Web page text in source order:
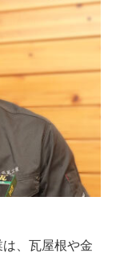
、瓦屋根や金